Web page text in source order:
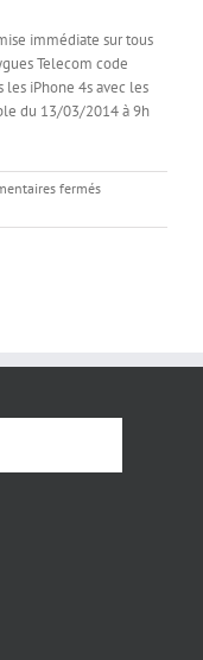
immédiate sur tous
Telecom code
les iPhone 4s avec les
du 13/03/2014 à 9h
ferméssur
flash